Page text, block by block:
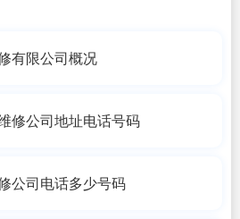
有限公司概况
修公司地址电话号码
公司电话多少号码